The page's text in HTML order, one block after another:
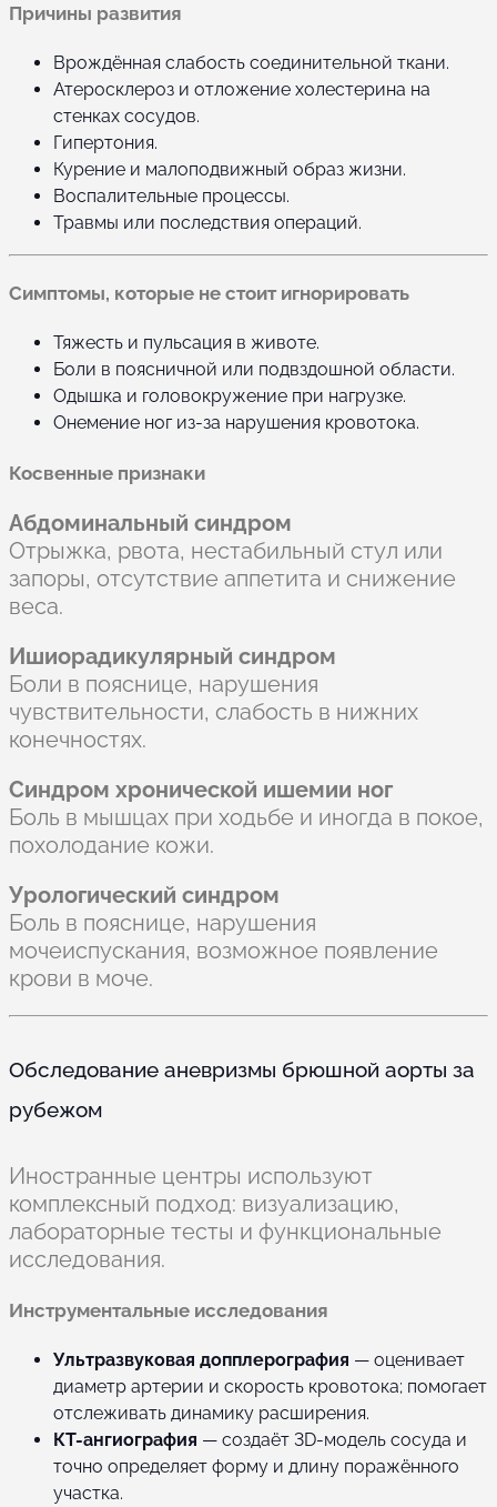
Причины развития
Врождённая слабость соединительной ткани.
Атеросклероз и отложение холестерина на
стенках сосудов.
Гипертония.
Курение и малоподвижный образ жизни.
Воспалительные процессы.
Травмы или последствия операций.
Симптомы, которые не стоит игнорировать
Тяжесть и пульсация в животе.
Боли в поясничной или подвздошной области.
Одышка и головокружение при нагрузке.
Онемение ног из-за нарушения кровотока.
Косвенные признаки
Абдоминальный синдром
Отрыжка, рвота, нестабильный стул или
запоры, отсутствие аппетита и снижение
веса.
Ишиорадикулярный синдром
Боли в пояснице, нарушения
чувствительности, слабость в нижних
конечностях.
Синдром хронической ишемии ног
Боль в мышцах при ходьбе и иногда в покое,
похолодание кожи.
Урологический синдром
Боль в пояснице, нарушения
мочеиспускания, возможное появление
крови в моче.
Обследование аневризмы брюшной аорты за
рубежом
Иностранные центры используют
комплексный подход: визуализацию,
лабораторные тесты и функциональные
исследования.
Инструментальные исследования
Ультразвуковая допплерография — оценивает
диаметр артерии и скорость кровотока; помогает
отслеживать динамику расширения.
КТ-ангиография — создаёт 3D-модель сосуда и
точно определяет форму и длину поражённого
участка.